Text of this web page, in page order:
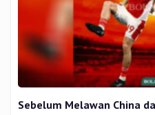
Sebelum Melawan China